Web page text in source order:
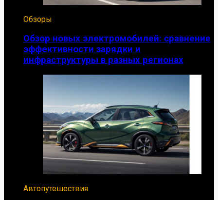
Обзоры
Обзор новых электромобилей: сравнение
эффективности зарядки и
инфраструктуры в разных регионах
Автопутешествия